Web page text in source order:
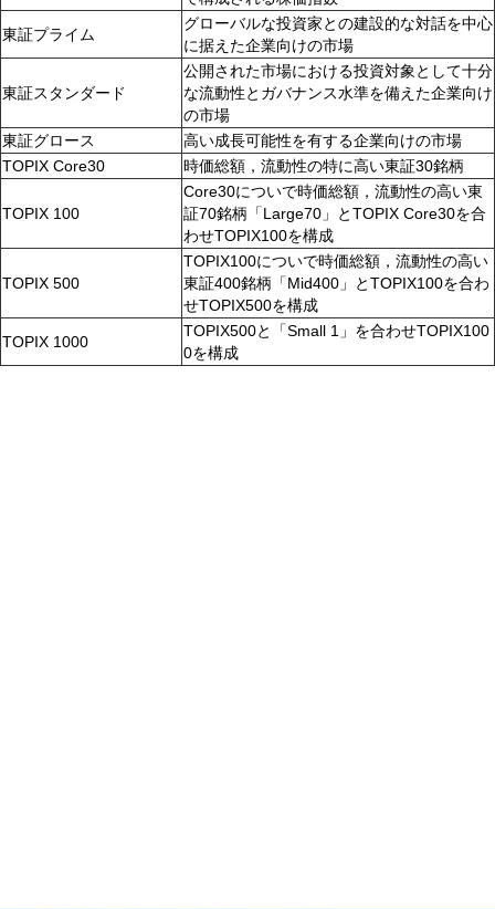
東証プライム
グローバルな投資家との建設的な対話を中心
に据えた企業向けの市場
東証スタンダード
公開された市場における投資対象として十分
な流動性とガバナンス水準を備えた企業向け
の市場
東証グロース
高い成長可能性を有する企業向けの市場
TOPIX Core30
時価総額，流動性の特に高い東証30銘柄
TOPIX 100
Core30についで時価総額，流動性の高い東
証70銘柄「Large70」とTOPIX Core30を合
わせTOPIX100を構成
TOPIX 500
TOPIX100についで時価総額，流動性の高い
東証400銘柄「Mid400」とTOPIX100を合わ
せTOPIX500を構成
TOPIX 1000
TOPIX500と「Small 1」を合わせTOPIX100
0を構成